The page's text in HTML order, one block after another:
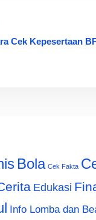
Cek Kepesertaan
Bola Cek Fakta
Edukasi
Info Lomba dan